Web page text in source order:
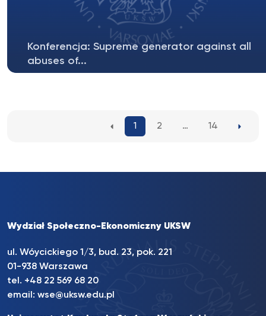
Konferencja: Supreme generator against all
abuses of...
1 2 … 14
Wydział Społeczno-Ekonomiczny UKSW
ul. Wóycickiego 1/3, bud. 23, pok. 221
01-938 Warszawa
tel. +48 22 569 68 20
email: wse@uksw.edu.pl